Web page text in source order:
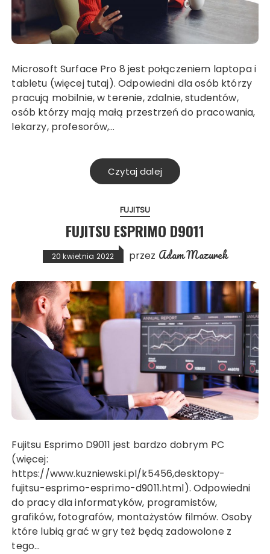
Microsoft Surface Pro 8 jest połączeniem laptopa i
tabletu (więcej tutaj). Odpowiedni dla osób którzy
pracują mobilnie, w terenie, zdalnie, studentów,
osób którzy mają małą przestrzeń do pracowania,
lekarzy, profesorów,…
Czytaj dalej
FUJITSU
FUJITSU ESPRIMO D9011
20 kwietnia 2022 przez Adam Mazurek
Fujitsu Esprimo D9011 jest bardzo dobrym PC
(więcej:
https://www.kuzniewski.pl/k5456,desktopy-
fujitsu-esprimo-esprimo-d9011.html). Odpowiedni
do pracy dla informatyków, programistów,
grafików, fotografów, montażystów filmów. Osoby
które lubią grać w gry też będą zadowolone z
tego…